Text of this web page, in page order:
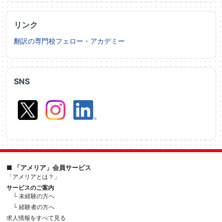
SNS
リンク
翻訳の専門校フェロー・アカデミー
■ 「アメリア」会員サービス
「アメリアとは？」
サービスのご案内
└ 未経験の方へ
└ 経験者の方へ
求人情報をすべて見る